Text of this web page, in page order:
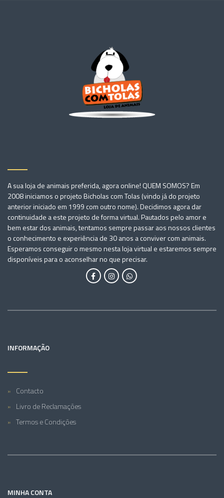
A sua loja de animais preferida, agora online! QUEM SOMOS? Em
2008 iniciamos o projeto Bicholas com Tolas (vindo já do projeto
anterior iniciado em 1999 com outro nome). Decidimos agora dar
continuidade a este projeto de forma virtual. Pautados pelo amor e
bem estar dos animais, tentamos sempre passar aos nossos clientes
o conhecimento e experiência de 30 anos a conviver com animais.
Esperamos conseguir o mesmo nesta loja virtual e estaremos sempre
disponíveis para o aconselhar no que precisar.
INFORMAÇÃO
Contacto
Livro de Reclamações
Termos e Condições
MINHA CONTA